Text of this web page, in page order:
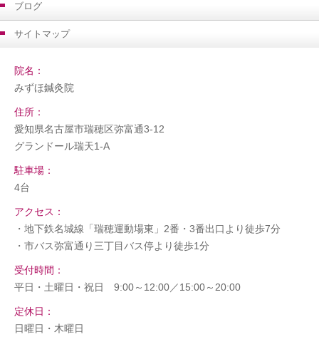
ブログ
サイトマップ
院名：
みずほ鍼灸院
住所：
愛知県名古屋市瑞穂区弥富通3-12
グランドール瑞天1-A
駐車場：
4台
アクセス：
・地下鉄名城線「瑞穂運動場東」2番・3番出口より徒歩7分
・市バス弥富通り三丁目バス停より徒歩1分
受付時間：
平日・土曜日・祝日 9:00～12:00／15:00～20:00
定休日：
日曜日・木曜日